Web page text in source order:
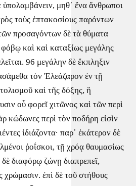
μηθ᾽ ἕνα ἄνθρωποι
τοὺς ἑπτακοσίους παρόντων
προσαγόντων δὲ τὰ θύματα
καὶ καὶ καταξίως μεγάλης
96 μεγάλην δὲ ἔκπληξιν
τὸν Ἐλεάζαρον ἐν τῇ
καὶ τῆς δόξης, ἣ
οὗ φορεῖ χιτῶνος καὶ τῶν περὶ
κώδωνες περὶ τὸν ποδήρη εἰσὶν
ἰδιάζοντα· παρ᾽ ἑκάτερον δὲ
ῥοΐσκοι, τῇ χρόᾳ θαυμασίως
διαφόρῳ ζώνῃ διαπρεπεῖ,
χρώμασιν. ἐπὶ δὲ τοῦ στήθους